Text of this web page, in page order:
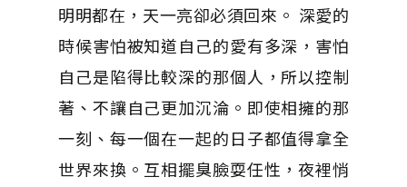
明明都在，天一亮卻必須回來。 深愛的
時候害怕被知道自己的愛有多深，害怕
自己是陷得比較深的那個人，所以控制
著、不讓自己更加沉淪。即使相擁的那
一刻、每一個在一起的日子都值得拿全
世界來換。互相擺臭臉耍任性，夜裡悄